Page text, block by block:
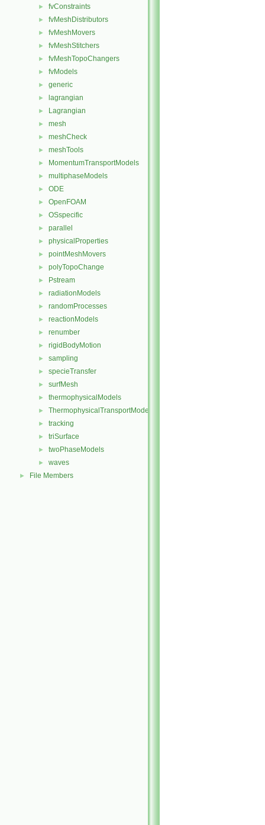
► fvConstraints
► fvMeshDistributors
► fvMeshMovers
► fvMeshStitchers
► fvMeshTopoChangers
► fvModels
► generic
► lagrangian
► Lagrangian
► mesh
► meshCheck
► meshTools
► MomentumTransportModels
► multiphaseModels
► ODE
► OpenFOAM
► OSspecific
► parallel
► physicalProperties
► pointMeshMovers
► polyTopoChange
► Pstream
► radiationModels
► randomProcesses
► reactionModels
► renumber
► rigidBodyMotion
► sampling
► specieTransfer
► surfMesh
► thermophysicalModels
► ThermophysicalTransportModels
► tracking
► triSurface
► twoPhaseModels
► waves
► File Members